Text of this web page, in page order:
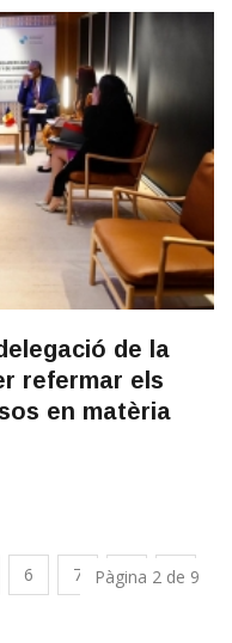
de la
refermar els
en matèria
6 7 8 9
Pàgina 2 de 9